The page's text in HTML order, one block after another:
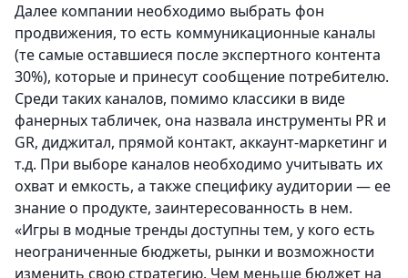
Далее компании необходимо выбрать фон
продвижения, то есть коммуникационные каналы
(те самые оставшиеся после экспертного контента
30%), которые и принесут сообщение потребителю.
Среди таких каналов, помимо классики в виде
фанерных табличек, она назвала инструменты PR и
GR, диджитал, прямой контакт, аккаунт-маркетинг и
т.д. При выборе каналов необходимо учитывать их
охват и емкость, а также специфику аудитории — ее
знание о продукте, заинтересованность в нем.
«Игры в модные тренды доступны тем, у кого есть
неограниченные бюджеты, рынки и возможности
изменить свою стратегию. Чем меньше бюджет на